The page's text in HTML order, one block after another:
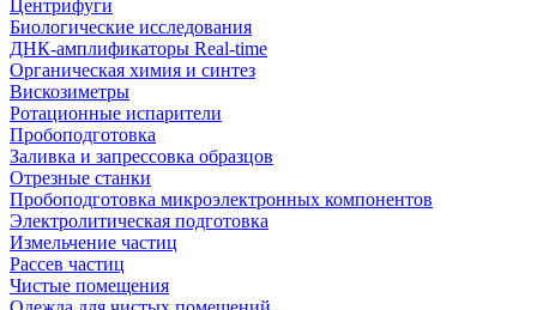
Центрифуги
Биологические исследования
ДНК-амплификаторы Real-time
Органическая химия и синтез
Вискозиметры
Ротационные испарители
Пробоподготовка
Заливка и запрессовка образцов
Отрезные станки
Пробоподготовка микроэлектронных компонентов
Электролитическая подготовка
Измельчение частиц
Рассев частиц
Чистые помещения